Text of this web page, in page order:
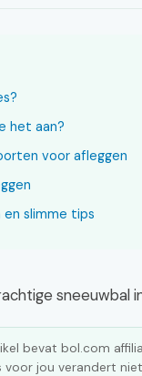
het aan?
voor afleggen
slimme tips
sneeuwbal
bevat bol.com
jou verandert